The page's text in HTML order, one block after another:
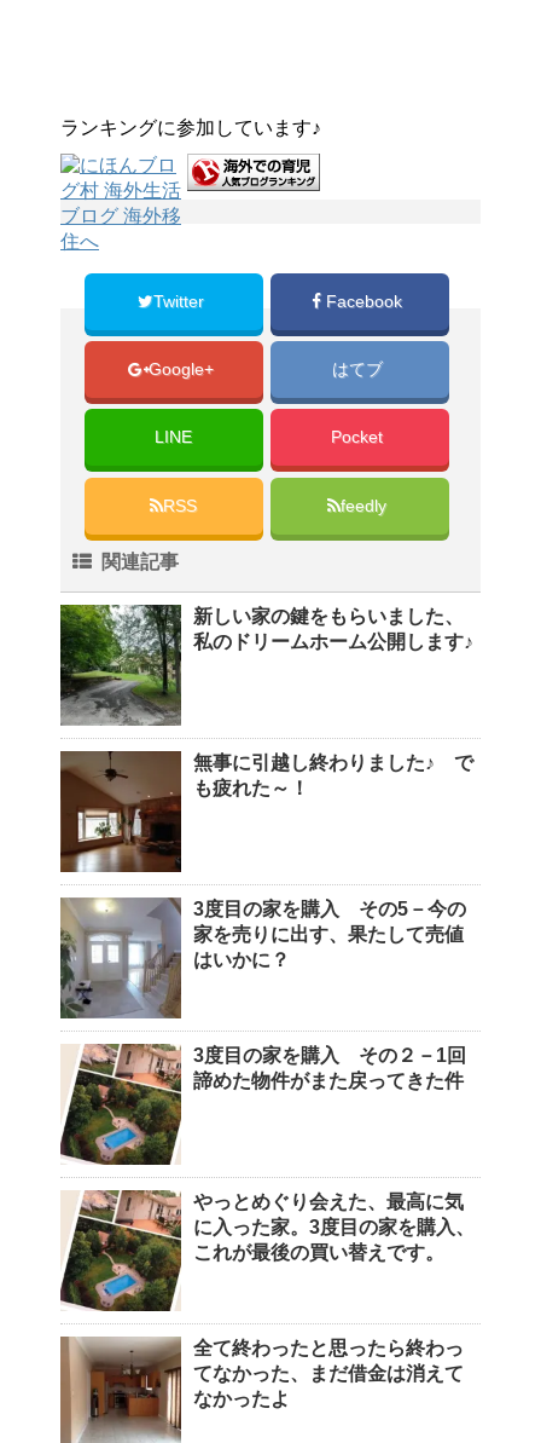
ランキングに参加しています♪
Twitter Facebook
Google+ はてブ
LINE Pocket
RSS feedly
関連記事
新しい家の鍵をもらいました、
私のドリームホーム公開します♪
無事に引越し終わりました♪ で
も疲れた～！
3度目の家を購入 その5－今の
家を売りに出す、果たして売値
はいかに？
3度目の家を購入 その２－1回
諦めた物件がまた戻ってきた件
やっとめぐり会えた、最高に気
に入った家。3度目の家を購入、
これが最後の買い替えです。
全て終わったと思ったら終わっ
てなかった、まだ借金は消えて
なかったよ